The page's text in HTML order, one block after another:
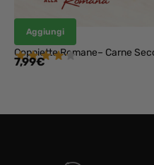
Aggiungi
Coppiette Romane– Carne
7,99€